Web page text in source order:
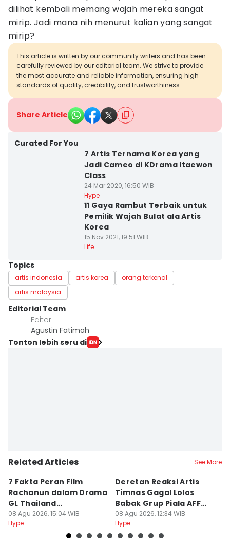
dilihat kembali memang wajah mereka sangat
mirip. Jadi mana nih menurut kalian yang sangat
mirip?
This article is written by our community writers and has been
carefully reviewed by our editorial team. We strive to provide
the most accurate and reliable information, ensuring high
standards of quality, credibility, and trustworthiness.
Share Article
Curated For You
7 Artis Ternama Korea yang
Jadi Cameo di KDrama Itaewon
Class
24 Mar 2020, 16:50 WIB
Hype
11 Gaya Rambut Terbaik untuk
Pemilik Wajah Bulat ala Artis
Korea
15 Nov 2021, 19:51 WIB
Life
Topics
artis indonesia artis korea
orang terkenal
artis malaysia
Editorial Team
Editor
Agustin Fatimah
Tonton lebih seru di
Related Articles See More
7 Fakta Peran Film
Rachanun dalam Drama
GL Thailand
Moonshadow
08 Agu 2026, 15:04 WIB
Hype
Deretan Reaksi Artis
Timnas Gagal Lolos
Babak Grup Piala AFF
2026
08 Agu 2026, 12:34 WIB
Hype